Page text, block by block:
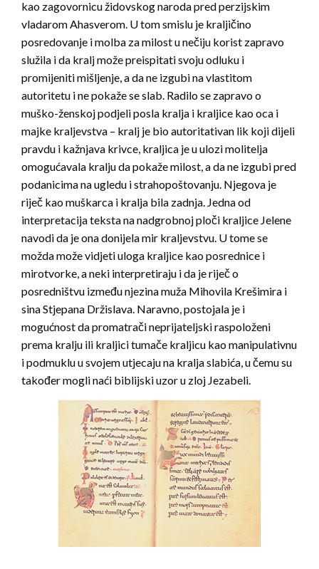
kao zagovornicu židovskog naroda pred perzijskim
vladarom Ahasverom. U tom smislu je kraljičino
posredovanje i mol­ba za milost u nečiju korist zapravo
služila i da kralj može preispitati svoju odluku i
promijeniti mišljenje, a da ne izgubi na vlastitom
autoritetu i ne pokaže se slab. Radilo se zapravo o
muško-ženskoj podjeli posla kralja i kraljice kao oca i
majke kraljevstva – kralj je bio autoritativan lik koji dijeli
pravdu i kažnjava krivce, kraljica je u ulozi molitelja
omogućavala kralju da pokaže milost, a da ne izgubi pred
podanicima na ugledu i strahopoštovanju. Njegova je
riječ kao muškarca i kralja bila zadnja. Jedna od
interpretacija teksta na nadgrobnoj ploči kraljice Jelene
navodi da je ona donijela mir kraljevstvu. U tome se
možda može vidjeti uloga kraljice kao posrednice i
mirotvorke, a neki interpretiraju i da je riječ o
posredništvu između njezina muža Mihovila Krešimira i
sina Stjepana Držislava. Naravno, postojala je i
mogućnost da promatrači neprijateljski raspoloženi
prema kralju ili kraljici tumače kraljicu kao manipulativnu
i podmuklu u svojem utjecaju na kralja slabića, u čemu su
također mogli naći biblijski uzor u zloj Jezabeli.